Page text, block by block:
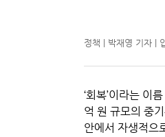
정책 | 박재영 기자 |
‘회복’이라는 이
억 원 규모의 중
안에서 자생적으